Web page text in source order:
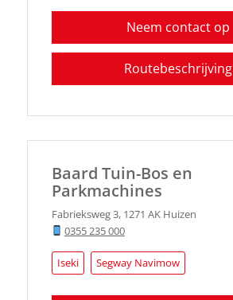
Neem contact op
Routebeschrijving
Baard Tuin-Bos en
Parkmachines
Fabrieksweg 3, 1271 AK Huizen
0355 235 000
Iseki Segway Navimow